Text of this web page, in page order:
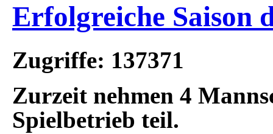
Erfolgreiche Saison
Zugriffe: 137371
Zurzeit nehmen 4
Spielbetrieb teil.